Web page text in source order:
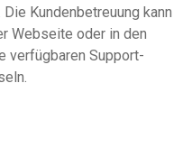
Kundenbetreuung kann
Webseite oder in den
verfügbaren Support-